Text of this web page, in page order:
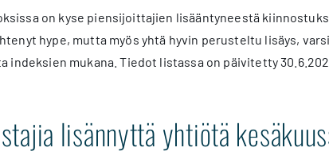
on kyse piensijoittajien lisääntyneestä
hype, mutta myös yhtä hyvin perusteltu lisäys,
indeksien mukana. Tiedot listassa on päivitetty
lisännyttä yhtiötä